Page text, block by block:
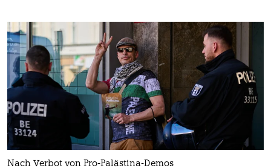
Nach Verbot von Pro-Palästina-Demos